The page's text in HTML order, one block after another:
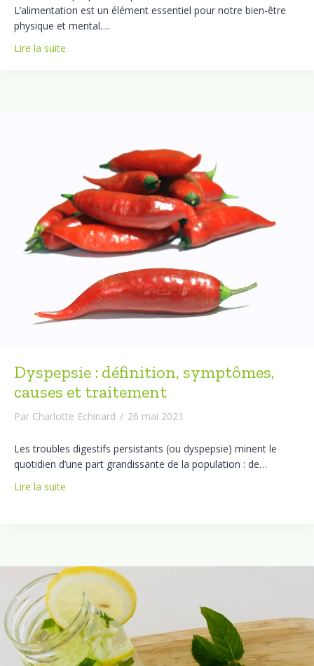
L’alimentation est un élément essentiel pour notre bien-être
physique et mental….
Lire la suite
Dyspepsie : définition, symptômes,
causes et traitement
Par Charlotte Echinard / 26 mai 2021
Les troubles digestifs persistants (ou dyspepsie) minent le
quotidien d’une part grandissante de la population : de…
Lire la suite